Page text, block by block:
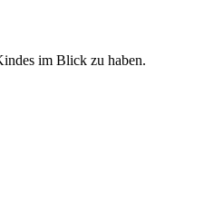
im Blick zu haben.